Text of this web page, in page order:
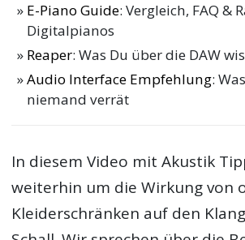
E-Piano Guide: Vergleich, FAQ &
Digitalpianos
Reaper: Was Du über die DAW
Audio Interface Empfehlung:
niemand verrät
In diesem Video mit Akustik
weiterhin um die Wirkung von
Kleiderschränken auf den